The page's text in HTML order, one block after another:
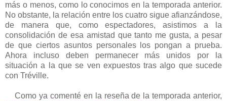
más o menos, como lo conocimos en la temporada anterior.
No obstante, la relación entre los cuatro sigue afianzándose,
de manera que, como espectadores, asistimos a la
consolidación de esa amistad que tanto me gusta, a pesar
de que ciertos asuntos personales los pongan a prueba.
Ahora incluso deben permanecer más unidos por la
situación a la que se ven expuestos tras algo que sucede
con Tréville.
Como ya comenté en la reseña de la temporada anterior,